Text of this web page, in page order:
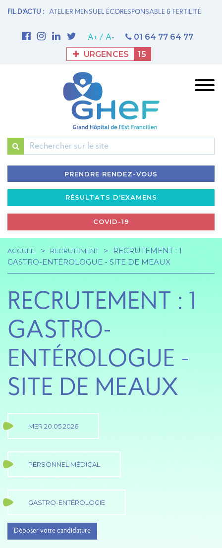
FIL D'ACTU :
MATERNITÉ ATELIER MENSUEL ÉCORESPONSABLE & FERTILITÉ
A+ / A-
01 64 77 64 77
URGENCES
15
PRENDRE RENDEZ-VOUS
RÉSULTATS D'EXAMENS
COVID-19
Navigation
principale
Fil
d'Ariane
ACCUEIL RECRUTEMENT
RECRUTEMENT : 1
GASTRO-ENTÉROLOGUE - SITE DE MEAUX
RECRUTEMENT : 1
GASTRO-
ENTÉROLOGUE -
SITE DE MEAUX
MER 20.05 2026
PERSONNEL MÉDICAL
GASTRO-ENTÉROLOGIE
Déposer votre candidature